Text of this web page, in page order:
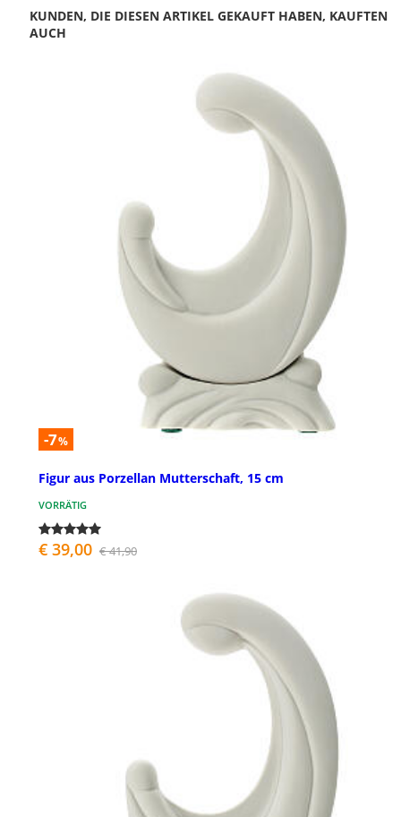
KUNDEN, DIE DIESEN ARTIKEL GEKAUFT HABEN, KAUFTEN
AUCH
-7%
Figur aus Porzellan Mutterschaft, 15 cm
VORRÄTIG
€ 39,00 € 41,90